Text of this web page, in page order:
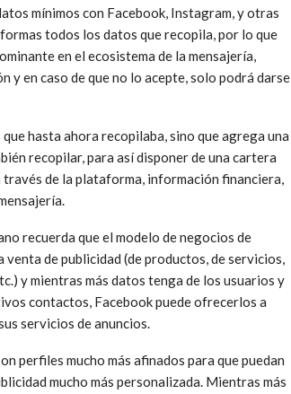
mínimos con Facebook, Instagram, y otras
todos los datos que recopila, por lo que
en el ecosistema de la mensajería,
y en caso de que no lo acepte, solo podrá darse
hasta ahora recopilaba, sino que agrega una
recopilar, para así disponer de una cartera
través de la plataforma, información financiera,
recuerda que el modelo de negocios de
venta de publicidad (de productos, de servicios,
y mientras más datos tenga de los usuarios y
contactos, Facebook puede ofrecerlos a
servicios de anuncios.
perfiles mucho más afinados para que puedan
mucho más personalizada. Mientras más